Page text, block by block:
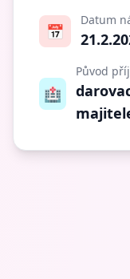
📅
Datum
🏥
Původ